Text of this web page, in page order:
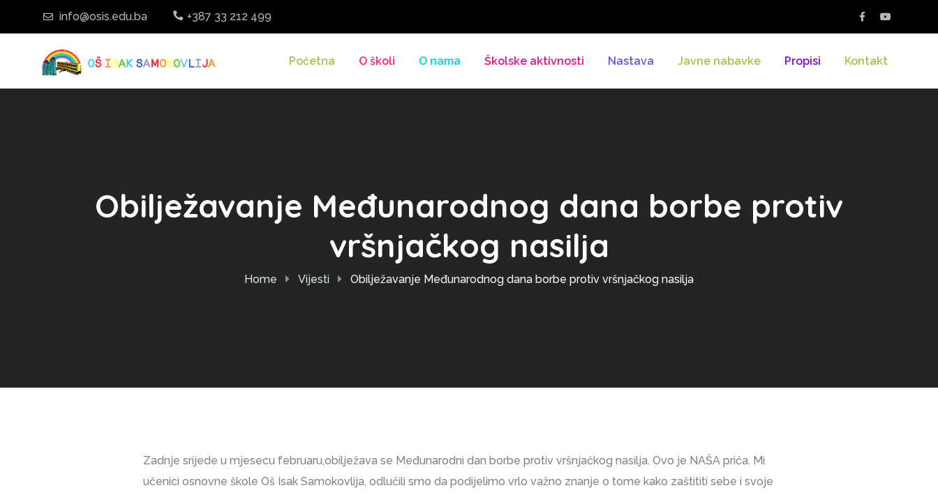
info@osis.edu.ba +387 33 212 499
Početna O školi O nama Školske aktivnosti Nastava Javne nabavke Propisi Kontakt
Obilježavanje Međunarodnog dana borbe protiv
vršnjačkog nasilja
Home Vijesti Obilježavanje Međunarodnog dana borbe protiv vršnjačkog nasilja
Zadnje srijede u mjesecu februaru,obilježava se Međunarodni dan borbe protiv vršnjačkog nasilja. Ovo je NAŠA priča. Mi
učenici osnovne škole Oš Isak Samokovlija, odlučili smo da podijelimo vrlo važno znanje o tome kako zaštititi sebe i svoje